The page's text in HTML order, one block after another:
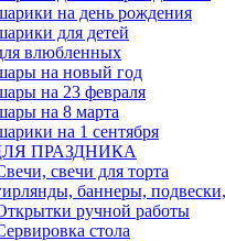
на день рождения
для детей
влюбленных
на новый год
на 23 февраля
на 8 марта
на 1 сентября
ПРАЗДНИКА
свечи для торта
баннеры,
ручной работы
стола